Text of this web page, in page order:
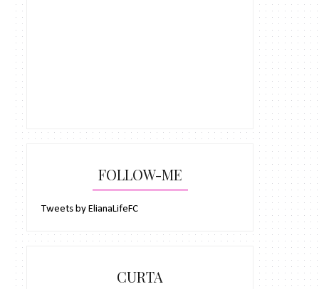
FOLLOW-ME
Tweets by ElianaLifeFC
CURTA